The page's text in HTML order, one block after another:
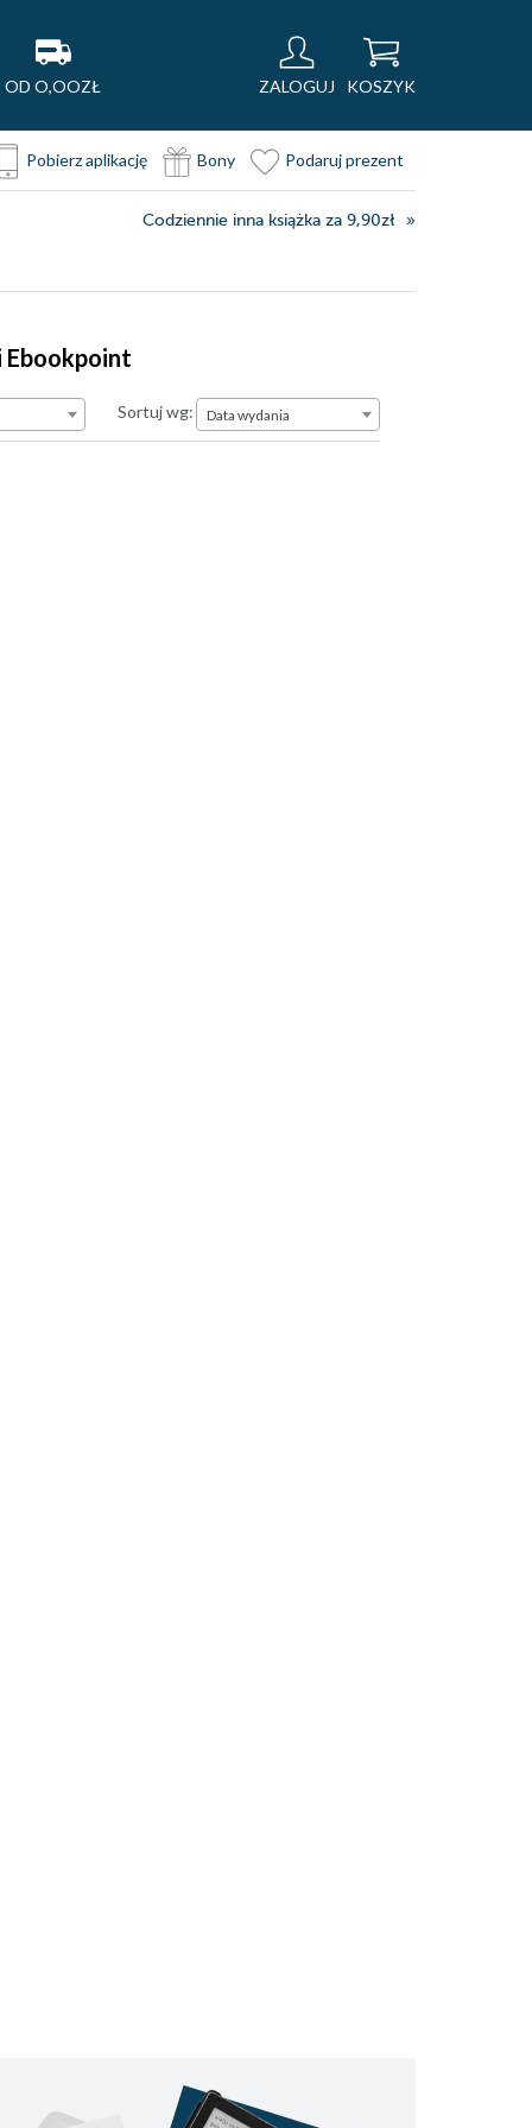
OD O,OOZŁ ZALOGUJ KOSZYK
Pobierz aplikację Bony Podaruj prezent
Codziennie inna książka za 9,90zł
Ebookpoint
Sortuj wg:Data wydania
Data wydania